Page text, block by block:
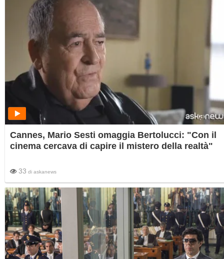
Cannes, Mario Sesti omaggia Bertolucci: "Con il
cinema cercava di capire il mistero della realtà"
33 di askanews